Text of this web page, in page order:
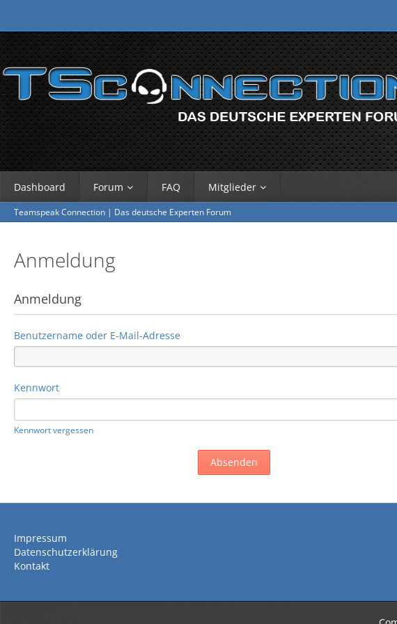
Dashboard Forum FAQ Mitglieder
Teamspeak Connection | Das deutsche Experten Forum
Anmeldung
Anmeldung
Benutzername oder E-Mail-Adresse
Kennwort
Kennwort vergessen
Impressum
Datenschutzerklärung
Kontakt